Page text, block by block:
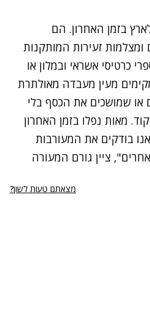
בזמן האחרון. הם
זעירות המותקנות
כרטיסי אשראי ובמלון או
מעין מעבדה מאולתרת
או שמושכים את הכסף בלי
מאות נפלו בזמן האחרון
בודקים את המעורבות
ציין גורם המעורה
מצאתם טעות לשון?